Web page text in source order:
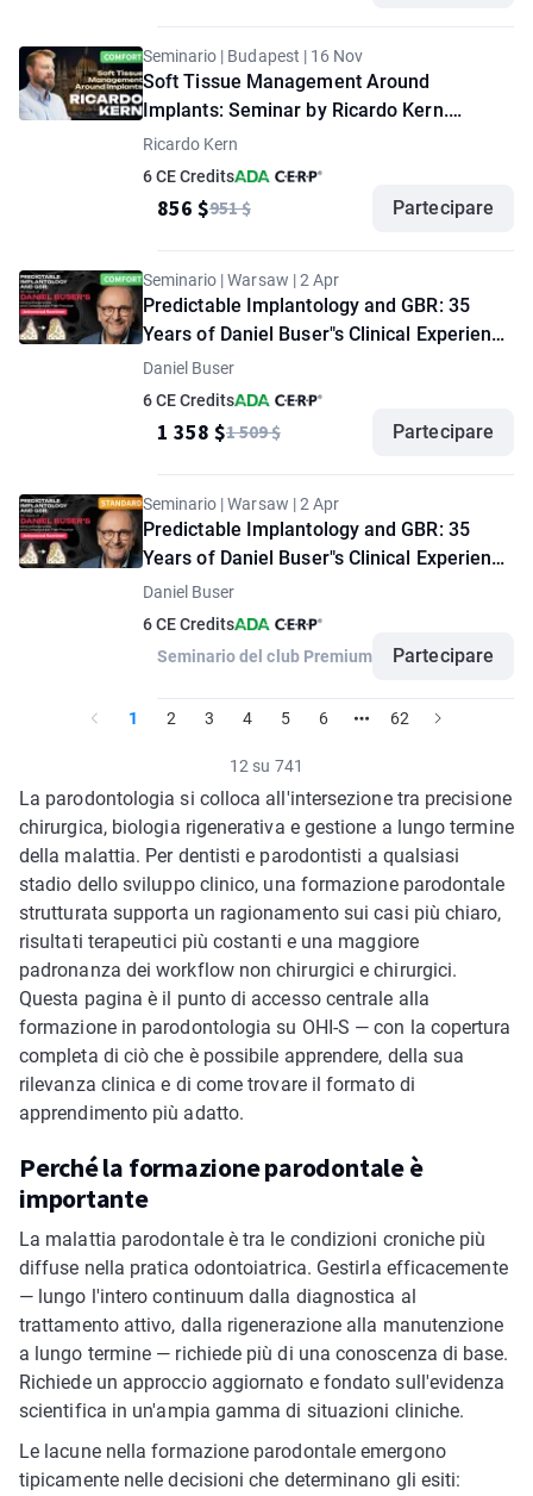
Seminario | Budapest | 16 Nov
Soft Tissue Management Around
Implants: Seminar by Ricardo Kern.
"Comfort" option
Ricardo Kern
6 CE Credits
856 $951 $ Partecipare
Seminario | Warsaw | 2 Apr
Predictable Implantology and GBR: 35
Years of Daniel Buser"s Clinical Experience
and Complication-Free Practice. Advanced
Seminar. "Comfort" option
Daniel Buser
6 CE Credits
1 358 $1 509 $ Partecipare
Seminario | Warsaw | 2 Apr
Predictable Implantology and GBR: 35
Years of Daniel Buser"s Clinical Experience
and Complication-Free Practice. Advanced
Seminar. "Standard" option
Daniel Buser
6 CE Credits
Seminario del club Premium
Partecipare
1 2 3 4 5 6 62
12 su 741
La parodontologia si colloca all'intersezione tra precisione
chirurgica, biologia rigenerativa e gestione a lungo termine
della malattia. Per dentisti e parodontisti a qualsiasi
stadio dello sviluppo clinico, una formazione parodontale
strutturata supporta un ragionamento sui casi più chiaro,
risultati terapeutici più costanti e una maggiore
padronanza dei workflow non chirurgici e chirurgici.
Questa pagina è il punto di accesso centrale alla
formazione in parodontologia su OHI-S — con la copertura
completa di ciò che è possibile apprendere, della sua
rilevanza clinica e di come trovare il formato di
apprendimento più adatto.
Perché la formazione parodontale è
importante
La malattia parodontale è tra le condizioni croniche più
diffuse nella pratica odontoiatrica. Gestirla efficacemente
— lungo l'intero continuum dalla diagnostica al
trattamento attivo, dalla rigenerazione alla manutenzione
a lungo termine — richiede più di una conoscenza di base.
Richiede un approccio aggiornato e fondato sull'evidenza
scientifica in un'ampia gamma di situazioni cliniche.
Le lacune nella formazione parodontale emergono
tipicamente nelle decisioni che determinano gli esiti: